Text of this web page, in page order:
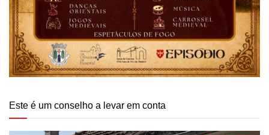
Este é um conselho a levar em conta